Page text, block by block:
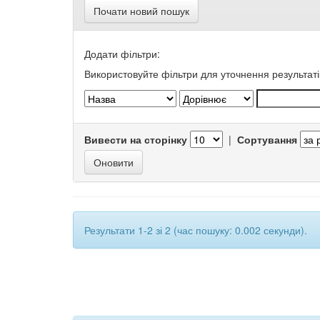
Почати новий пошук
Додати фільтри:
Використовуйте фільтри для уточнення
Вивести на сторінку | Сортування
Результати 1-2 зі 2 (час пошуку: 0.002 секунди).